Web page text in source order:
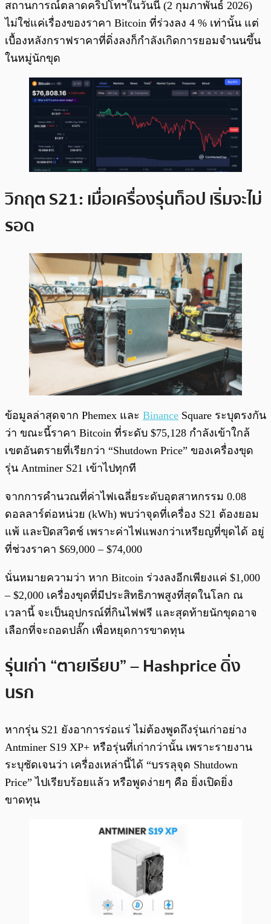
สถานการณ์ตลาดคริปโทฯในวันนี้ (2 กุมภาพันธ์ 2026)
ไม่ใช่แค่เรื่องของราคา Bitcoin ที่ร่วงลง 4 % เท่านั้น แต่
เบื้องหลังกราฟราคาที่ดิ่งลงก็กำลังเกิดการยอมจำนนขึ้น
ในหมู่นักขุด
วิกฤต S21: เมื่อเครื่องรุ่นท็อป เริ่มจะไม่
รอด
ข้อมูลล่าสุดจาก Phemex และ Binance Square ระบุตรงกัน
ว่า ขณะนี้ราคา Bitcoin ที่ระดับ $75,128 กำลังเข้าใกล้
เขตอันตรายที่เรียกว่า “Shutdown Price” ของเครื่องขุด
รุ่น Antminer S21 เข้าไปทุกที
จากการคำนวณที่ค่าไฟเฉลี่ยระดับอุตสาหกรรม 0.08
ดอลลาร์ต่อหน่วย (kWh) พบว่าจุดที่เครื่อง S21 ต้องยอม
แพ้ และปิดสวิตช์ เพราะค่าไฟแพงกว่าเหรียญที่ขุดได้ อยู่
ที่ช่วงราคา $69,000 – $74,000
นั่นหมายความว่า หาก Bitcoin ร่วงลงอีกเพียงแค่ $1,000
– $2,000 เครื่องขุดที่มีประสิทธิภาพสูงที่สุดในโลก ณ
เวลานี้ จะเป็นอุปกรณ์ที่กินไฟฟรี และสุดท้ายนักขุดอาจ
เลือกที่จะถอดปลั๊ก เพื่อหยุดการขาดทุน
รุ่นเก่า “ตายเรียบ” – Hashprice ดิ่ง
นรก
หากรุ่น S21 ยังอาการร่อแร่ ไม่ต้องพูดถึงรุ่นเก่าอย่าง
Antminer S19 XP+ หรือรุ่นที่เก่ากว่านั้น เพราะรายงาน
ระบุชัดเจนว่า เครื่องเหล่านี้ได้ “บรรลุจุด Shutdown
Price” ไปเรียบร้อยแล้ว หรือพูดง่ายๆ คือ ยิ่งเปิดยิ่ง
ขาดทุน